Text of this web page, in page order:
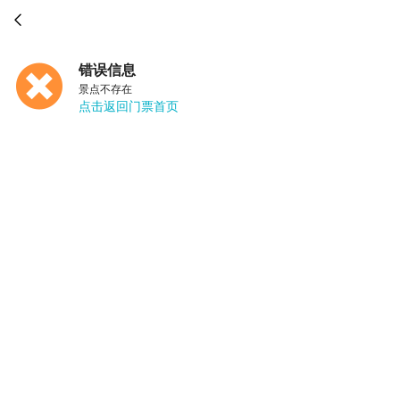

错误信息
景点不存在
点击返回门票首页